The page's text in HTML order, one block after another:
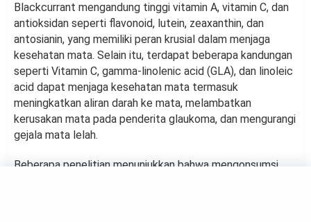
Blackcurrant mengandung tinggi vitamin A, vitamin C, dan
antioksidan seperti flavonoid, lutein, zeaxanthin, dan
antosianin, yang memiliki peran krusial dalam menjaga
kesehatan mata. Selain itu, terdapat beberapa kandungan
seperti Vitamin C, gamma-linolenic acid (GLA), dan linoleic
acid dapat menjaga kesehatan mata termasuk
meningkatkan aliran darah ke mata, melambatkan
kerusakan mata pada penderita glaukoma, dan mengurangi
gejala mata lelah.
Beberapa penelitian menunjukkan bahwa mengonsumsi